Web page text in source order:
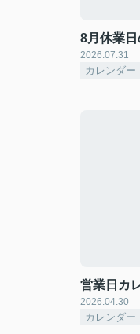
8月休業
2026.07.31
カレンダー
営業日カ
2026.04.30
カレンダー